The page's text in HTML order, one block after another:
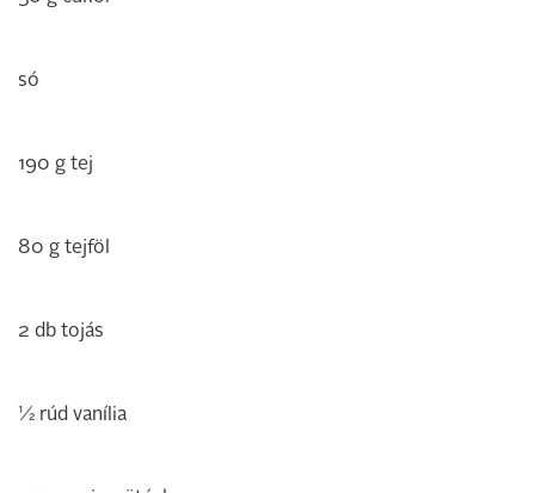
só
190 g tej
80 g tejföl
2 db tojás
1⁄2 rúd vanília